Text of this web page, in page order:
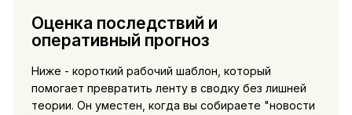
Оценка последствий и
оперативный прогноз
Ниже - короткий рабочий шаблон, который
помогает превратить ленту в сводку без лишней
теории. Он уместен, когда вы собираете "новости